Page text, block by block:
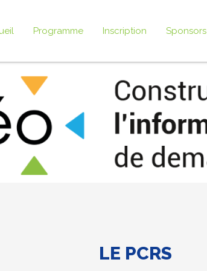
Programme Inscription Sponsors
LE PCRS